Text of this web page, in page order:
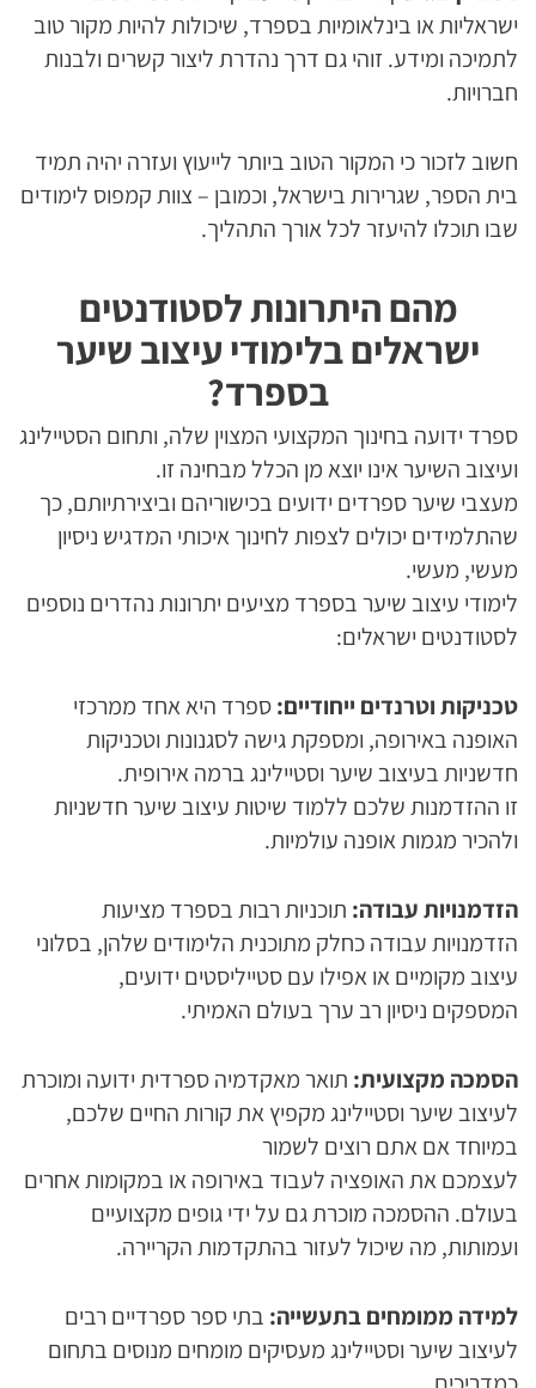
ישראליות או בינלאומיות בספרד, שיכולות להיות מקור טוב
לתמיכה ומידע. זוהי גם דרך נהדרת ליצור קשרים ולבנות
חברויות.
חשוב לזכור כי המקור הטוב ביותר לייעוץ ועזרה יהיה תמיד
בית הספר, שגרירות בישראל, וכמובן – צוות קמפוס לימודים
שבו תוכלו להיעזר לכל אורך התהליך.
מהם היתרונות לסטודנטים
ישראלים בלימודי עיצוב שיער
בספרד?
ספרד ידועה בחינוך המקצועי המצוין שלה, ותחום הסטיילינג
ועיצוב השיער אינו יוצא מן הכלל מבחינה זו.
מעצבי שיער ספרדים ידועים בכישוריהם וביצירתיותם, כך
שהתלמידים יכולים לצפות לחינוך איכותי המדגיש ניסיון
מעשי, מעשי.
לימודי עיצוב שיער בספרד מציעים יתרונות נהדרים נוספים
לסטודנטים ישראלים:
טכניקות וטרנדים ייחודיים:ספרד היא אחד ממרכזי
האופנה באירופה, ומספקת גישה לסגנונות וטכניקות
חדשניות בעיצוב שיער וסטיילינג ברמה אירופית.
זו ההזדמנות שלכם ללמוד שיטות עיצוב שיער חדשניות
ולהכיר מגמות אופנה עולמיות.
הזדמנויות עבודה: תוכניות רבות בספרד מציעות
הזדמנויות עבודה כחלק מתוכנית הלימודים שלהן, בסלוני
עיצוב מקומיים או אפילו עם סטייליסטים ידועים,
המספקים ניסיון רב ערך בעולם האמיתי.
הסמכה מקצועית: תואר מאקדמיה ספרדית ידועה ומוכרת
לעיצוב שיער וסטיילינג מקפיץ את קורות החיים שלכם,
במיוחד אם אתם רוצים לשמור
לעצמכם את האופציה לעבוד באירופה או במקומות אחרים
בעולם. ההסמכה מוכרת גם על ידי גופים מקצועיים
ועמותות, מה שיכול לעזור בהתקדמות הקריירה.
למידה ממומחים בתעשייה: בתי ספר ספרדיים רבים
לעיצוב שיער וסטיילינג מעסיקים מומחים מנוסים בתחום